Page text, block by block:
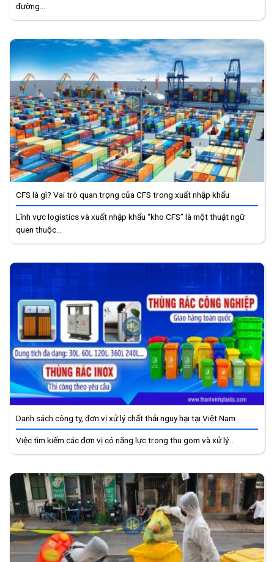
đường...
CFS là gì? Vai trò quan trọng của CFS trong xuất nhập khẩu
Lĩnh vực logistics và xuất nhập khẩu “kho CFS” là một thuật ngữ
quen thuộc...
Danh sách công ty, đơn vị xử lý chất thải nguy hại tại Việt Nam
Việc tìm kiếm các đơn vị có năng lực trong thu gom và xử lý...